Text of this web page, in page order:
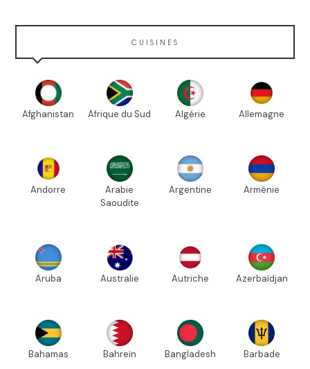
CUISINES
Afghanistan Afrique du Sud Algérie Allemagne
Andorre
Arabie
Saoudite
Argentine Arménie
Aruba Australie Autriche Azerbaïdjan
Bahamas Bahreïn Bangladesh Barbade